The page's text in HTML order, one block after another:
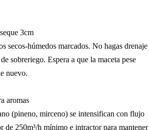
3cm
secos-húmedos marcados. No hagas drenaje
sobreriego. Espera a que la maceta pese
nuevo.
aromas
(pineno, mirceno) se intensifican con flujo
de 250m³/h mínimo e intractor para mantener